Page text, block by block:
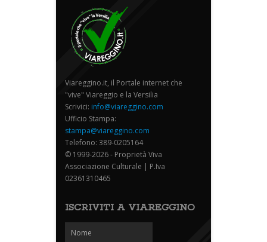
Viareggino.it, il Portale internet che
"vive" Viareggio e la Versilia
Scrivici: info@viareggino.com
Ufficio Stampa:
stampa@viareggino.com
Telefono: 389-0205164
© 1999-2026 - Proprietà Viva
Associazione Culturale | P.Iva
02361310465
ISCRIVITI A VIAREGGINO